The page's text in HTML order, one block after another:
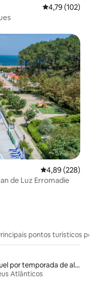
4,79 de uma
4,79 (102)
4,89 de uma
4,89 (228)
de Luz Erromadie
pontos turísticos
Aluguel por temporada de alojamentos ecológicos
Atlânticos